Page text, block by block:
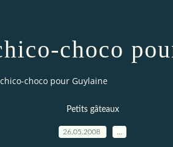
choco
choco pour Guylaine
Petits gâteaux
26.05.2008